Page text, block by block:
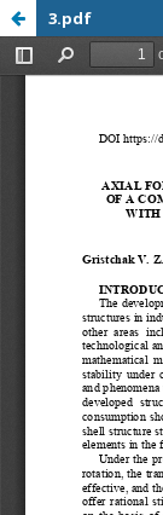
3.pdf